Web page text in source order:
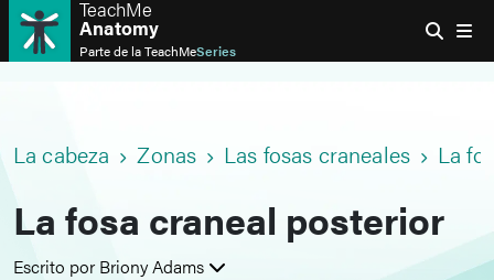
TeachMe
Anatomy
Parte de laTeachMeSeries
La cabeza Zonas Las fosas craneales La
La fosa craneal posterior
Escrito por Briony Adams